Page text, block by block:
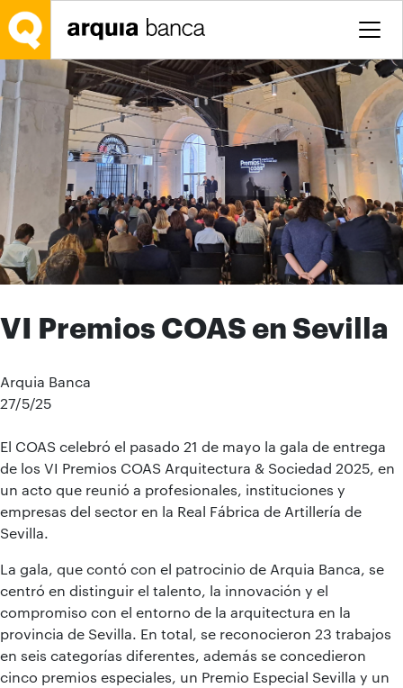
Saltar al contenido principal
VI Premios COAS en Sevilla
Arquia Banca
27/5/25
El COAS celebró el pasado 21 de mayo la gala de entrega
de los VI Premios COAS Arquitectura & Sociedad 2025, en
un acto que reunió a profesionales, instituciones y
empresas del sector en la Real Fábrica de Artillería de
Sevilla.
La gala, que contó con el patrocinio de Arquia Banca, se
centró en distinguir el talento, la innovación y el
compromiso con el entorno de la arquitectura en la
provincia de Sevilla. En total, se reconocieron 23 trabajos
en seis categorías diferentes, además se concedieron
cinco premios especiales, un Premio Especial Sevilla y un